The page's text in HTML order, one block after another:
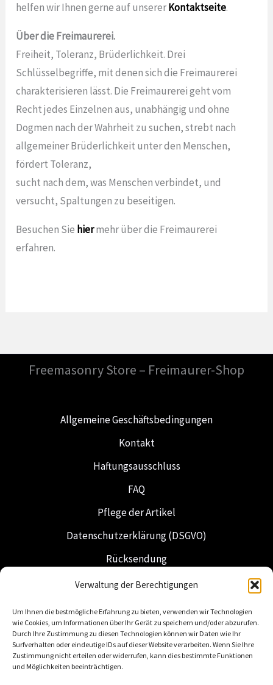
Verwaltung der Berechtigungen
Um Ihnen die bestmögliche Erfahrung zu bieten, verwenden wir Technologien
wie Cookies, um Informationen über Ihr Gerät zu speichern und/oder abzurufen.
Durch Ihre Zustimmung zu diesen Technologien können wir Daten wie Ihr
Surfverhalten oder eindeutige IDs auf dieser Website verarbeiten. Wenn Sie Ihre
Zustimmung nicht erteilen oder widerrufen, kann dies bestimmte Funktionen
und Möglichkeiten beeinträchtigen.
helfen wir Ihnen gerne auf unsererKontaktseite.
Über die Freimaurerei.
Freiheit, Toleranz, Brüderlichkeit. Drei
Schlüsselbegriffe, mit denen sich die Freimaurerei
charakterisieren lässt. Die Freimaurerei geht vom
Recht jedes Einzelnen aus, unabhängig und ohne
Dogmen nach der Wahrheit zu suchen, strebt nach
allgemeiner Brüderlichkeit unter den Menschen,
fördert Toleranz,
sucht nach dem, was Menschen verbindet, und
versucht, Spaltungen zu beseitigen.
Besuchen Sie hiermehr über die Freimaurerei
erfahren.
Freemasonry Store – Freimaurer-Shop
Allgemeine Geschäftsbedingungen
Kontakt
Haftungsausschluss
FAQ
Pflege der Artikel
Datenschutzerklärung (DSGVO)
Rücksendung
Versand & Lieferung
Niederländische Insignien